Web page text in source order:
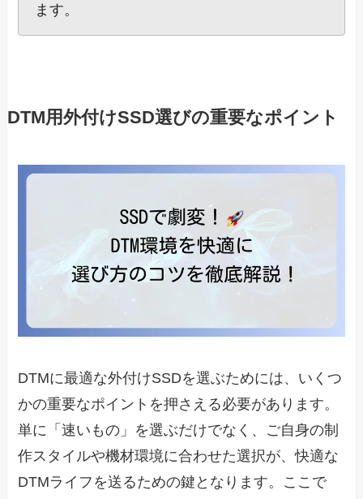
ます。
DTM用外付けSSD選びの重要なポイント
DTMに最適な外付けSSDを選ぶためには、いくつ
かの重要なポイントを押さえる必要があります。
単に「速いもの」を選ぶだけでなく、ご自身の制
作スタイルや機材環境に合わせた選択が、快適な
DTMライフを送るための鍵となります。ここで